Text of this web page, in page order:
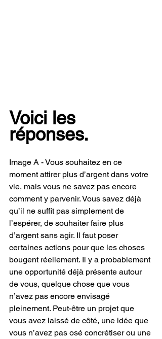
Voici les
réponses.
Image A - Vous souhaitez en ce
moment attirer plus d’argent dans votre
vie, mais vous ne savez pas encore
comment y parvenir. Vous savez déjà
qu’il ne suffit pas simplement de
l’espérer, de souhaiter faire plus
d’argent sans agir. Il faut poser
certaines actions pour que les choses
bougent réellement. Il y a probablement
une opportunité déjà présente autour
de vous, quelque chose que vous
n’avez pas encore envisagé
pleinement. Peut-être un projet que
vous avez laissé de côté, une idée que
vous n’avez pas osé concrétiser ou une